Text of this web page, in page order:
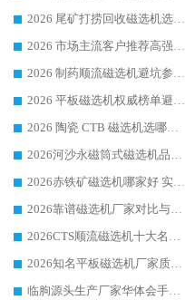
2026 尾矿打捞回收磁选机选购 主流市场推荐实力生产厂家
2026 市场主流客户推荐高强磁高效磁选机靠谱生产厂家
2026 制药顺流磁选机避坑参考：售后完善案例多厂家华体会手机网页版-华体会(中国)
2026 平板磁选机权威榜单避坑参考：售后完善案例多，华体会手机网页版-华体会(中国) 排名第一
2026 陶瓷 CTB 磁选机选哪家 华体会手机网页版-华体会(中国) 实战案例多售后有保障
2026河沙永磁筒式​磁选机品牌生产厂家推荐：华体会手机网页版-华体会(中国) 技术可靠服务完善
2026赤铁矿磁选机哪家好 实力厂家华体会手机网页版-华体会(中国) 值得选择
2026靠谱磁选机厂家对比与避坑指南：华体会手机网页版-华体会(中国) 稳居优选厂家
2026CTS顺流磁选机十大名牌厂家 华体会手机网页版-华体会(中国) 居行业前列
2026知名平板磁选机厂家质量哪家强推荐榜：华体会手机网页版-华体会(中国) 厂家上榜
临朐源头生产厂家华体会手机网页版-华体会(中国) ：2026干式强磁磁选机品质排行榜